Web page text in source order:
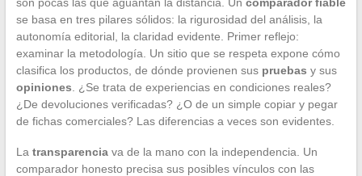
se basa en tres pilares sólidos: la rigurosidad del análisis, la
autonomía editorial, la claridad evidente. Primer reflejo:
examinar la metodología. Un sitio que se respeta expone cómo
clasifica los productos, de dónde provienen sus pruebas y sus
opiniones . ¿Se trata de experiencias en condiciones reales?
¿De devoluciones verificadas? ¿O de un simple copiar y pegar
de fichas comerciales? Las diferencias a veces son evidentes.
La transparenciava de la mano con la independencia. Un
comparador honesto precisa sus posibles vínculos con las